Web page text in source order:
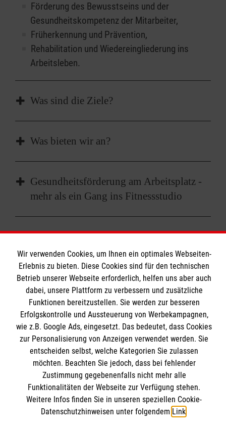
Förderung des Bewusstseins und der
Gesundheitskompetenz der Mitarbeiter,
Früherkennung und Prävention,
Rehabilitation und Wiedereingliederung ins
Arbeitsleben.
Was sind die Ziele?
Unabhängig vom Tätigkeitsfeld gehören zu den
arbeitsbedingten körperlichen
Belastungen,
der Umgang mit Stress und Spannung im
Team,
Problemlösungskompetenzen und
individuellen Kompetenzen zur
Stressbewältigung,
die Aktivierung und Anerkennung
persönlicher Ressourcen,
die Unterstützung bei der Vereinbarkeit
von Arbeitsplatz, Privatleben und Familie
und die Sensiblisierung für gesunde
Ernährung am Arbeitsplatz und der
Umgang mit Süchten (Alkohol, Tabak, etc.)
Was bieten wir an?
Je nach den Bedarfen des jeweiligen
Unternehmens bzw. der Institution oder
Organisation unterstützen wir bei der
Unternehmensanalyse, entwickeln gemeinsam
mit den Teams mögliche Interventionen, bieten
Führungskräfte und beraten bei der Gestaltung
von Arbeitsplatz- und Arbeitszeitgestaltung.
Darüber hinaus bieten wir unterschiedliche
Seminare und Schulungen für Mitarbeiter wie
Führungskräfte an.
Gesundheitsförderung am Arbeitsplatz -
mehr als ein Gang ins Fitnessstudio
Die Betriebliche Gesundheitsförderung ist
den gesetzlich geregelten Vorgaben zur
Vorbeugung und Reduzierung arbeitsbedingter
körperlicher und seelischer Belastungen (Burn
out) gehören u.a. die Förderung persönlicher
Kompetenzen und Ressourcen, eine
individualisierte Laufbahnplanung sowie die
Unterstützung bei der Vereinbarkeit von
Privatleben, Familie und Beruf dazu.
Die Instrumente sind vielfältig: die
Flexibilisierung von Arbeitszeiten, die
Sensibilisierung für gesunde Ernährung und
Wir Malteser
Unser Profil
Karriere
Jugendhilfe
Suchthilfe
Schule
Informationen
Datenschutz
Compliance
Malteser online
Wir verwenden Cookies, um Ihnen ein optimales Webseiten-
Erlebnis zu bieten. Diese Cookies sind für den technischen
Betrieb unserer Webseite erforderlich, helfen uns aber auch
dabei, unsere Plattform zu verbessern und zusätzliche
Funktionen bereitzustellen. Sie werden zur besseren
Erfolgskontrolle und Aussteuerung von Werbekampagnen,
wie z.B. Google Ads, eingesetzt. Das bedeutet, dass Cookies
zur Personalisierung von Anzeigen verwendet werden. Sie
entscheiden selbst, welche Kategorien Sie zulassen
möchten. Beachten Sie jedoch, dass bei fehlender
Zustimmung gegebenenfalls nicht mehr alle
Funktionalitäten der Webseite zur Verfügung stehen.
Weitere Infos finden Sie in unseren speziellen Cookie-
Datenschutzhinweisen unter folgendem Link.